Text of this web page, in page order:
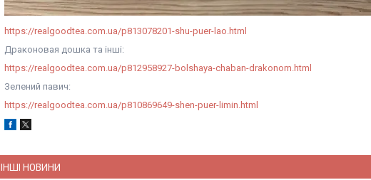
https://realgoodtea.com.ua/p813078201-shu-puer-lao.html
Драконовая дошка та інші:
https://realgoodtea.com.ua/p812958927-bolshaya-chaban-drakonom.html
Зелений павич:
https://realgoodtea.com.ua/p810869649-shen-puer-limin.html
ІНШІ НОВИНИ